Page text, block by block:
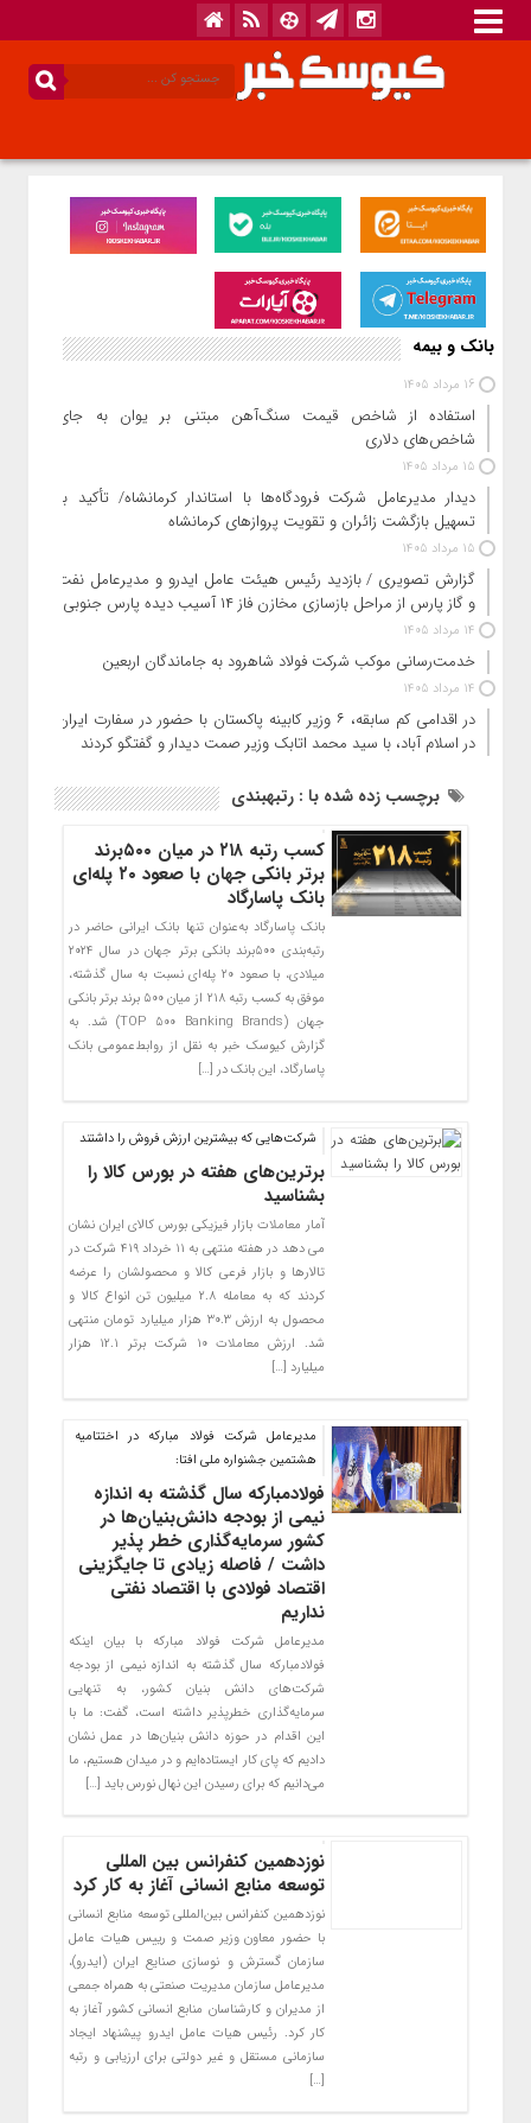
بانک و بیمه
16 مرداد 1405
استفاده از شاخص قیمت سنگ‌آهن مبتنی بر یوان به جای
شاخص‌های دلاری
15 مرداد 1405
دیدار مدیرعامل شرکت فرودگاه‌ها با استاندار کرمانشاه/ تأکید بر
تسهیل بازگشت زائران و تقویت پروازهای کرمانشاه
15 مرداد 1405
گزارش تصویری / بازدید رئیس هیئت عامل ایدرو و مدیرعامل نفت
و گاز پارس از مراحل بازسازی مخازن فاز ۱۴ آسیب دیده پارس جنوبی
14 مرداد 1405
خدمت‌رسانی موکب شرکت فولاد شاهرود به جاماندگان اربعین
14 مرداد 1405
در اقدامی کم سابقه، ۶ وزیر کابینه پاکستان با حضور در سفارت ایران
در اسلام آباد، با سید محمد اتابک وزیر صمت دیدار و گفتگو کردند
برچسب زده شده با : رتبهبندی
کسب رتبه ۲۱۸ در میان ۵۰۰برند
برتر بانکی جهان با صعود ۲۰ پله‌ای
بانک پاسارگاد
بانک پاسارگاد به‌عنوان تنها بانک ایرانی حاضر در
رتبه‌بندی ۵۰۰برند بانکی برتر جهان در سال ۲۰۲۴
میلادی، با صعود ۲۰ پله‌ای نسبت به سال گذشته،
موفق به کسب رتبه ۲۱۸ از میان ۵۰۰ برند برتر بانکی
جهان (TOP 500 Banking Brands) شد. به
گزارش کیوسک خبر به نقل از روابط‌عمومی بانک
پاسارگاد، این بانک در […]
شرکت‌هایی که بیشترین ارزش فروش را داشتند
برترین‌های هفته در بورس کالا را
بشناسید
آمار معاملات بازار فیزیکی بورس کالای ایران نشان
می دهد در هفته منتهی به ۱۱ خرداد ۴۱۹ شرکت در
تالارها و بازار فرعی کالا و محصولشان را عرضه
کردند که به معامله ۲.۸ میلیون تن انواع کالا و
محصول به ارزش ۳۰.۳ هزار میلیارد تومان منتهی
شد. ارزش معاملات ۱۰ شرکت برتر ۱۲.۱ هزار
میلیارد […]
مدیرعامل شرکت فولاد مبارکه در اختتامیه
هشتمین جشنواره ملی افتا:
فولادمبارکه سال گذشته به اندازه
نیمی از بودجه دانش‌بنیان‌ها در
کشور سرمایه‌گذاری خطر پذیر
داشت / فاصله زیادی تا جایگزینی
اقتصاد فولادی با اقتصاد نفتی
نداریم
مدیرعامل شرکت فولاد مبارکه با بیان اینکه
فولادمبارکه سال گذشته به اندازه نیمی از بودجه
شرکت‌های دانش بنیان کشور، به تنهایی
سرمایه‌گذاری خطرپذیر داشته است، گفت: ما با
این اقدام در حوزه دانش بنیان‌ها در عمل نشان
دادیم که پای کار ایستاده‌ایم و در میدان هستیم، ما
می‌دانیم که برای رسیدن این نهال نورس باید […]
نوزدهمین کنفرانس بین المللی
توسعه منابع انسانی آغاز به کار کرد
نوزدهمین کنفرانس بین‌المللی توسعه منابع انسانی
با حضور معاون وزیر صمت و رییس هیات عامل
سازمان گسترش و نوسازی صنایع ایران (ایدرو)،
مدیرعامل سازمان مدیریت صنعتی به همراه جمعی
از مدیران و کارشناسان منابع انسانی کشور آغاز به
کار کرد. رئیس هیات عامل ایدرو پیشنهاد ایجاد
سازمانی مستقل و غیر دولتی برای ارزیابی و رتبه
[…]